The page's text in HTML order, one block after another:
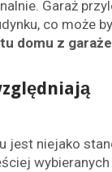
Garaż
co może
domu z
jest niejako